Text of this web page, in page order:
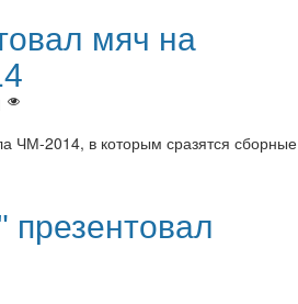
мяч на
ЧМ-2014, в которым сразятся сборные